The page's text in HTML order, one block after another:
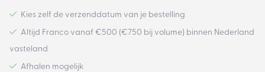
Kies zelf de verzenddatum van je bestelling
Altijd Franco vanaf €500 (€750 bij volume) binnen Nederland
vasteland
Afhalen mogelijk